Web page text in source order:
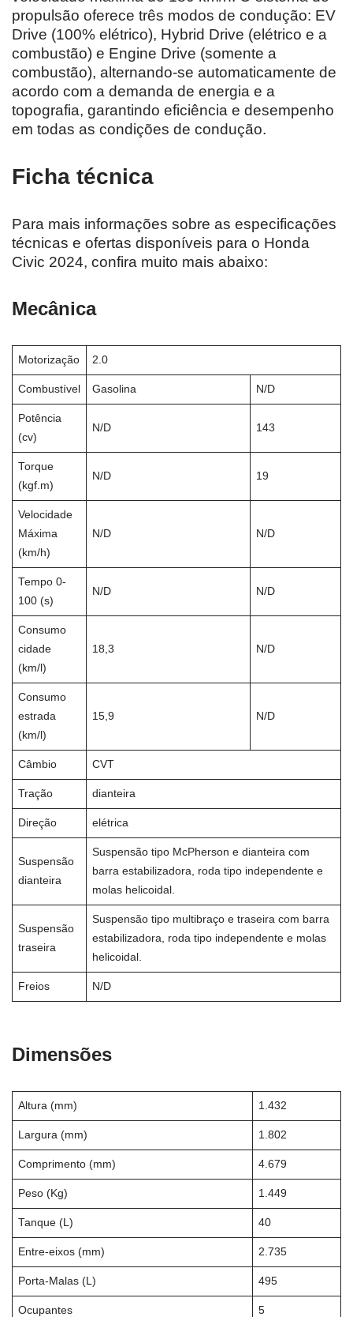
propulsão oferece três modos de condução: EV
Drive (100% elétrico), Hybrid Drive (elétrico e a
combustão) e Engine Drive (somente a
combustão), alternando-se automaticamente de
acordo com a demanda de energia e a
topografia, garantindo eficiência e desempenho
em todas as condições de condução.
Ficha técnica
Para mais informações sobre as especificações
técnicas e ofertas disponíveis para o Honda
Civic 2024, confira muito mais abaixo:
Mecânica
Motorização 2.0
Combustível Gasolina N/D
Potência
(cv)
N/D 143
Torque
(kgf.m)
N/D 19
Velocidade
Máxima
(km/h)
N/D N/D
Tempo 0-
100 (s)
N/D N/D
Consumo
cidade
(km/l)
18,3 N/D
Consumo
estrada
(km/l)
15,9 N/D
Câmbio CVT
Tração dianteira
Direção elétrica
Suspensão
dianteira
Suspensão tipo McPherson e dianteira com
barra estabilizadora, roda tipo independente e
molas helicoidal.
Suspensão
traseira
Suspensão tipo multibraço e traseira com barra
estabilizadora, roda tipo independente e molas
helicoidal.
Freios N/D
Dimensões
Altura (mm) 1.432
Largura (mm) 1.802
Comprimento (mm) 4.679
Peso (Kg) 1.449
Tanque (L) 40
Entre-eixos (mm) 2.735
Porta-Malas (L) 495
Ocupantes 5